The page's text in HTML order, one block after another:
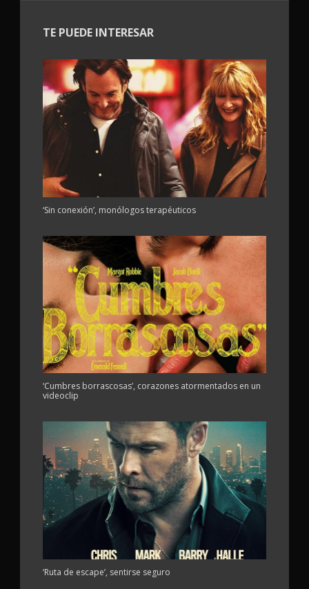
TE PUEDE INTERESAR
‘Sin conexión’, monólogos terapéuticos
‘Cumbres borrascosas’, corazones atormentados en un
videoclip
‘Ruta de escape’, sentirse seguro